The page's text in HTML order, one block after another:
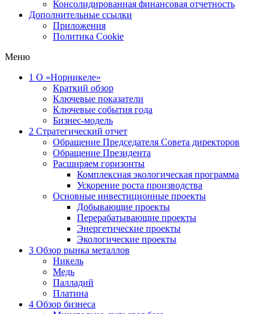
Консолидированная финансовая отчетность
Дополнительные ссылки
Приложения
Политика Cookie
Меню
1 О «Норникеле»
Краткий обзор
Ключевые показатели
Ключевые события года
Бизнес-модель
2 Стратегический отчет
Обращение Председателя Совета директоров
Обращение Президента
Расширяем горизонты
Комплексная экологическая программа
Ускорение роста производства
Основные инвестиционные проекты
Добывающие проекты
Перерабатывающие проекты
Энергетические проекты
Экологические проекты
3 Обзор рынка металлов
Никель
Медь
Палладий
Платина
4 Обзор бизнеса